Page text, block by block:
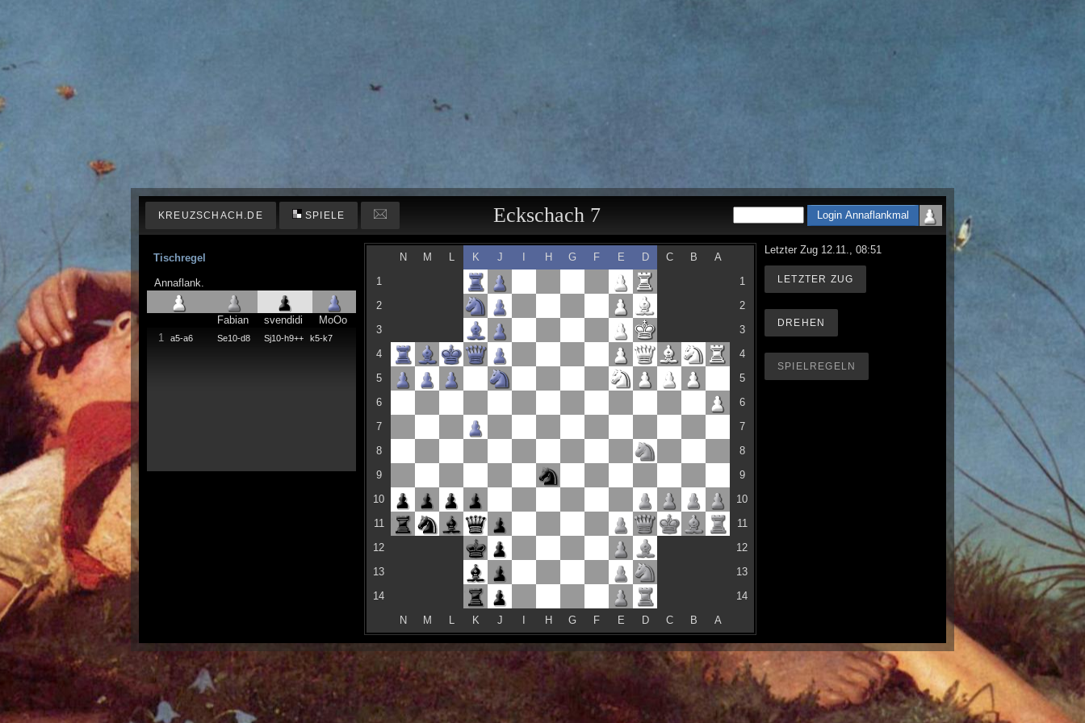
KREUZSCHACH.DE SPIELE Eckschach 7
Tischregel
Annaflank.
Fabian svendidi
MoOo
1
a5-a6 Se10-d8 Sj10-h9++ k5-k7
N M K J H G F E D C B
A
1
1
2
2
3
3
4
4
5
5
6
6
7
7
8
8
9
9
10
10
11
11
12
12
13
13
14
14
N
M K J H G F E D C B A
Letzter Zug 12.11., 08:51
LETZTER ZUG
DREHEN
SPIELREGELN